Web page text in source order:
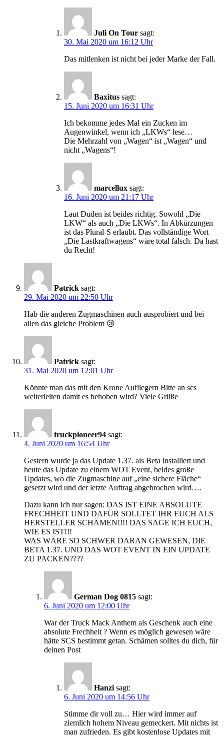
Juli On Tour sagt:
30. Mai 2020 um 16:12 Uhr
Das mitlenken ist nicht bei jeder Marke der Fall.
Baxitus sagt:
15. Juni 2020 um 16:31 Uhr
Ich bekomme jedes Mal ein Zucken im
Augenwinkel, wenn ich „LKWs“ lese…
Die Mehrzahl von „Wagen“ ist „Wagen“ und
nicht „Wagens“!
marcellux sagt:
16. Juni 2020 um 21:17 Uhr
Laut Duden ist beides richtig. Sowohl „Die
LKW“ als auch „Die LKWs“. In Abkürzungen
ist das Plural-S erlaubt. Das vollständige Wort
„Die Lastkraftwagens“ wäre total falsch. Da hast
du Recht!
Patrick sagt:
29. Mai 2020 um 22:50 Uhr
Hab die anderen Zugmaschinen auch ausprobiert und bei
allen das gleiche Problem 😢
Patrick sagt:
31. Mai 2020 um 12:01 Uhr
Könnte man das mit den Krone Aufliegern Bitte an scs
weiterleiten damit es behoben wird? Viele Grüße
truckpioneer94 sagt:
4. Juni 2020 um 16:54 Uhr
Gestern wurde ja das Update 1.37. als Beta installiert und
heute das Update zu einem WOT Event, beides große
Updates, wo die Zugmaschine auf „eine sichere Fläche“
gesetzt wird und der letzte Auftrag abgebrochen wird….
Dazu kann ich nur sagen: DAS IST EINE ABSOLUTE
FRECHHEIT UND DAFÜR SOLLTET IHR EUCH ALS
HERSTELLER SCHÄMEN!!!! DAS SAGE ICH EUCH,
WIE ES IST!!!
WAS WÄRE SO SCHWER DARAN GEWESEN, DIE
BETA 1.37. UND DAS WOT EVENT IN EIN UPDATE
ZU PACKEN????
German Dog 0815 sagt:
6. Juni 2020 um 12:00 Uhr
War der Truck Mack Anthem als Geschenk auch eine
absolute Frechheit ? Wenn es möglich gewesen wäre
hätte SCS bestimmt getan. Schämen solltes du dich, für
deinen Post
Hanzi sagt:
6. Juni 2020 um 14:56 Uhr
Stimme dir voll zu… Hier wird immer auf
ziemlich hohem Niveau gemeckert. Mit nichts ist
man zufrieden. Es gibt kostenlose Updates mit